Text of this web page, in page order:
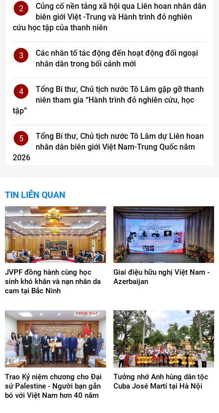
2
Củng cố nền tảng xã hội qua Liên hoan nhân dân
biên giới Việt -Trung và Hành trình đỏ nghiên
cứu học tập của thanh niên
3
Các nhân tố tác động đến hoạt động đối ngoại
nhân dân trong bối cảnh mới
4
Tổng Bí thư, Chủ tịch nước Tô Lâm gặp gỡ thanh
niên tham gia “Hành trình đỏ nghiên cứu, học
tập”
5
Tổng Bí thư, Chủ tịch nước Tô Lâm dự Liên hoan
nhân dân biên giới Việt Nam-Trung Quốc năm
2026
TIN LIÊN QUAN
JVPF đồng hành cùng học
sinh khó khăn và nạn nhân da
cam tại Bắc Ninh
Giai điệu hữu nghị Việt Nam -
Azerbaijan
Trao Kỷ niệm chương cho Đại
sứ Palestine - Người bạn gắn
bó với Việt Nam hơn 40 năm
Tưởng nhớ Anh hùng dân tộc
Cuba José Martí tại Hà Nội